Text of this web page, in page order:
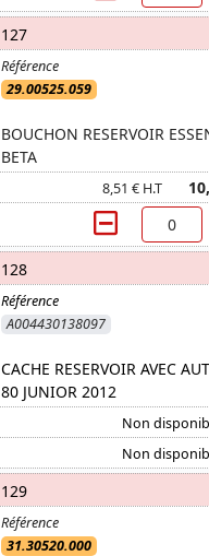
127
29.00525.059
BOUCHON RESERVOIR
BETA
8,51 € H.T
128
A004430138097
CACHE RESERVOIR AVEC
80 JUNIOR 2012
Non
Non
129
31.30520.000